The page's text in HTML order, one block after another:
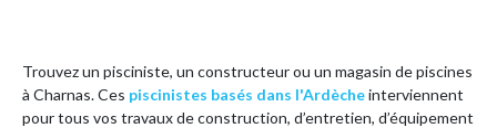
Trouvez un pisciniste, un constructeur ou un magasin de piscines
à Charnas. Ces piscinistes basés dans l'Ardècheinterviennent
pour tous vos travaux de construction, d’entretien, d’équipement